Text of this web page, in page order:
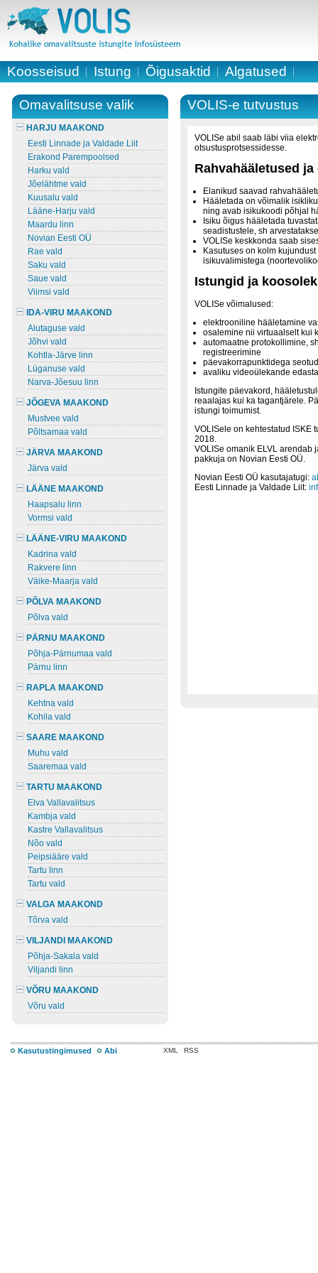
Koosseisud Istung Õigusaktid Algatused
Omavalitsuse valik
HARJU MAAKOND
Eesti Linnade ja Valdade Liit
Erakond Parempoolsed
Harku vald
Jõelähtme vald
Kuusalu vald
Lääne-Harju vald
Maardu linn
Novian Eesti OÜ
Rae vald
Saku vald
Saue vald
Viimsi vald
IDA-VIRU MAAKOND
Alutaguse vald
Jõhvi vald
Kohtla-Järve linn
Lüganuse vald
Narva-Jõesuu linn
JÕGEVA MAAKOND
Mustvee vald
Põltsamaa vald
JÄRVA MAAKOND
Järva vald
LÄÄNE MAAKOND
Haapsalu linn
Vormsi vald
LÄÄNE-VIRU MAAKOND
Kadrina vald
Rakvere linn
Väike-Maarja vald
PÕLVA MAAKOND
Põlva vald
PÄRNU MAAKOND
Põhja-Pärnumaa vald
Pärnu linn
RAPLA MAAKOND
Kehtna vald
Kohila vald
SAARE MAAKOND
Muhu vald
Saaremaa vald
TARTU MAAKOND
Elva Vallavalitsus
Kambja vald
Kastre Vallavalitsus
Nõo vald
Peipsiääre vald
Tartu linn
Tartu vald
VALGA MAAKOND
Tõrva vald
VILJANDI MAAKOND
Põhja-Sakala vald
Viljandi linn
VÕRU MAAKOND
Võru vald
VOLIS-e tutvustus
VOLISe abil saab läbi viia
otsustusprotsessidesse.
Rahvahääletused
Elanikud saavad
Hääletada on võimalik
ning avab isikukoodi põhjal
Isiku õigus hääletada
seadistustele, sh
VOLISe keskkonda saab
Kasutuses on kolm
isikuvalimistega
Istungid ja
VOLISe võimalused:
elektrooniline hääletamine
osalemine nii virtuaalselt kui
automaatne protokollimine,
registreerimine
päevakorrapunktidega
avaliku videoülekande
Istungite päevakord,
reaalajas kui ka tagantjärele.
istungi toimumist.
VOLISele on kehtestatud ISKE
2018.
VOLISe omanik ELVL arendab
pakkuja on Novian Eesti OÜ.
Novian Eesti OÜ kasutajatugi:
Eesti Linnade ja Valdade Liit:
Kasutustingimused Abi XML RSS